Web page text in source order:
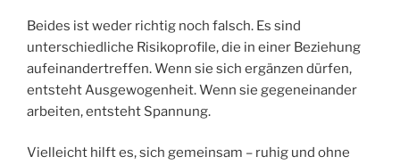
Beides ist weder richtig noch falsch. Es sind
unterschiedliche Risikoprofile, die in einer Beziehung
aufeinandertreffen. Wenn sie sich ergänzen dürfen,
entsteht Ausgewogenheit. Wenn sie gegeneinander
arbeiten, entsteht Spannung.
Vielleicht hilft es, sich gemeinsam – ruhig und ohne